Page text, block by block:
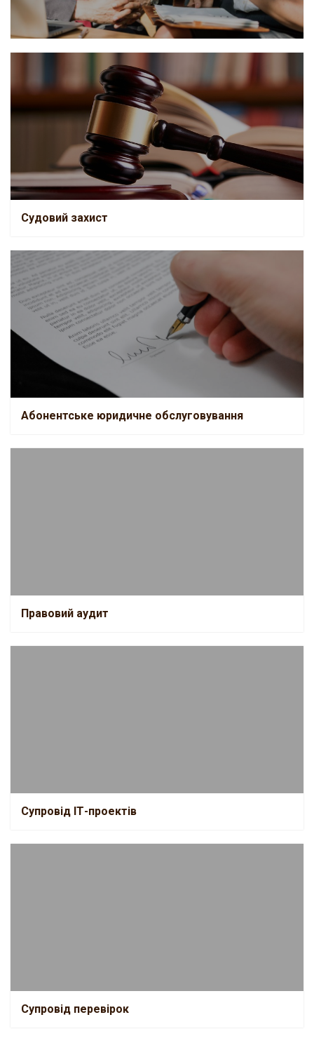
Судовий захист
Судовий захист
Абонентське юридичне обслуговування
Абонентське юридичне обслуговування
Правовий аудит
Супровід ІТ-проектів
Супровід перевірок